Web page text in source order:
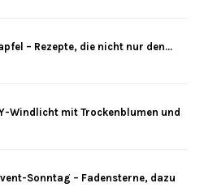
– Rezepte, die nicht nur den...
Windlicht mit Trockenblumen und
Sonntag – Fadensterne, dazu